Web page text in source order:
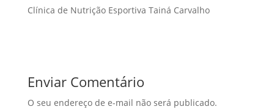
Clínica de Nutrição Esportiva Tainá Carvalho
Enviar Comentário
O seu endereço de e-mail não será publicado.